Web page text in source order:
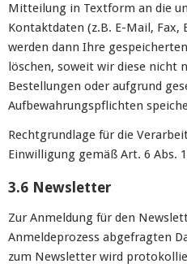
Mitteilung in Textform an die
Kontaktdaten (z.B. E-Mail,
werden dann Ihre
löschen, soweit wir diese nicht
Bestellungen oder aufgrund
Aufbewahrungspflichten
Rechtgrundlage für die
Einwilligung gemäß Art. 6 Abs. 1
3.6 Newsletter
Zur Anmeldung für den
Anmeldeprozess abgefragten
zum Newsletter wird